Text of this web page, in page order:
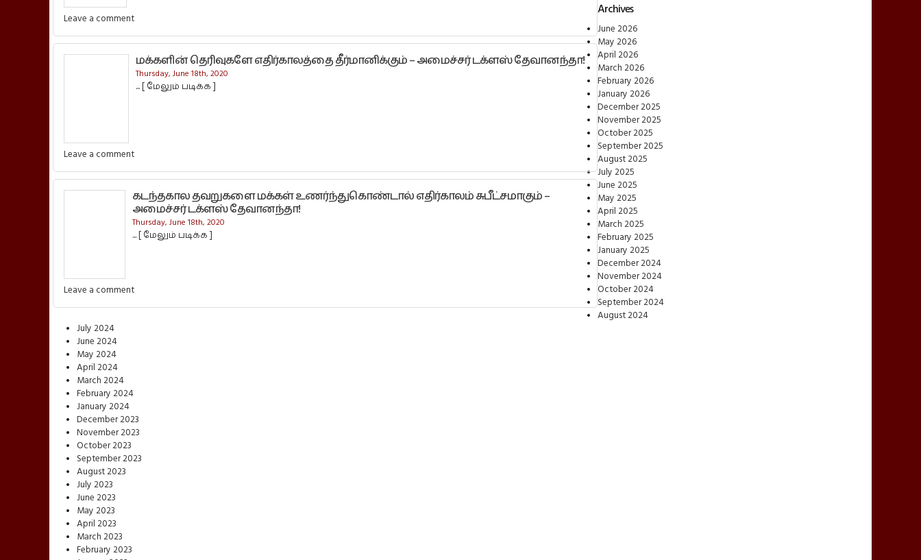
Leave a comment
மக்களின் தெரிவுகளே எதிர்காலத்தை தீர்மானிக்கும் – அமைச்சர் டக்ளஸ் தேவானந்தா!
Thursday, June 18th, 2020
...[ மேலும் படிக்க ]
Leave a comment
கடந்தகால தவறுகளை மக்கள் உணர்ந்துகொண்டால் எதிர்காலம் சுபீட்சமாகும் –
அமைச்சர் டக்ளஸ் தேவானந்தா!
Thursday, June 18th, 2020
...[ மேலும் படிக்க ]
Leave a comment
Archives
June 2026
May 2026
April 2026
March 2026
February 2026
January 2026
December 2025
November 2025
October 2025
September 2025
August 2025
July 2025
June 2025
May 2025
April 2025
March 2025
February 2025
January 2025
December 2024
November 2024
October 2024
September 2024
August 2024
July 2024
June 2024
May 2024
April 2024
March 2024
February 2024
January 2024
December 2023
November 2023
October 2023
September 2023
August 2023
July 2023
June 2023
May 2023
April 2023
March 2023
February 2023